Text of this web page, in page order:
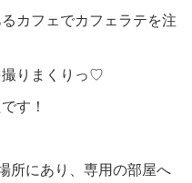
カフェでカフェラテを注
撮りまくりっ♡
す！
所にあり、専用の部屋へ